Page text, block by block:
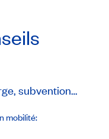
subvention…
mobilité: